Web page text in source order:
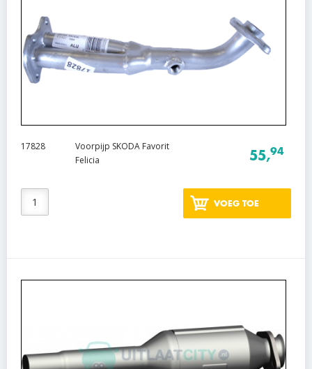
17828
Voorpijp SKODA Favorit
Felicia
55,94
VOEG TOE